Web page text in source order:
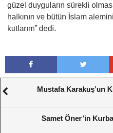
güzel duyguların sürekli
halkının ve bütün İslam
kutlarım” dedi.
Mustafa Karakuş’un
Samet Öner’in